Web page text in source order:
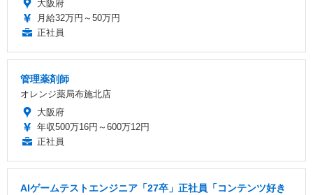
大阪府
月給32万円～50万円
正社員
管理薬剤師
オレンジ薬局布施北店
大阪府
年収500万16円～600万12円
正社員
AIゲームテストエンジニア「27卒」正社員「コンテンツ好き